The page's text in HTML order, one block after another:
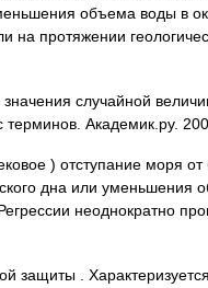
объема воды в
на протяжении
случайной
терминов. Академик.ру.
) отступание моря от
дна или уменьшения
неоднократно
защиты .